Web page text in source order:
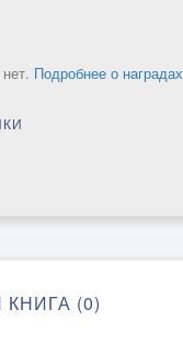
Подробнее о наградах
(0)